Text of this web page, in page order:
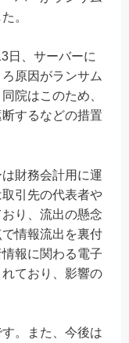
。
日、サーバーに
原因がランサム
院はこのため、
するなどの措置
財務会計用に運
引先の代表者や
り、流出の懸念
情報流出を裏付
報に関わる電子
ており、影響の
。また、今後は